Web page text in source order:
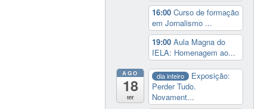
16:00Curso de formação
em Jornalismo ...
19:00Aula Magna do
IELA: Homenagem ao...
AGO
18
ter
dia inteiro
Exposição:
Perder Tudo.
Novament...